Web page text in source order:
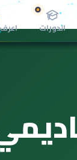
الدورات